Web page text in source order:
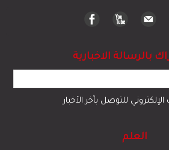
بالرسالة الاخبارية
للتوصل بآخر الأخبار
العلم